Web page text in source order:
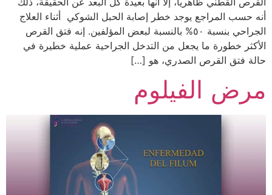
أنه حسب المراجع يوجد خطر إصابة الحبل الشوكي أثناء العلاج
الجراحي بنسبة ٥٠% بالنسبة لبعض المؤلفين. إنه فتق القرص
الأكثر خطورة ما يجعل من التدخل الجراحية عملية خطيرة في
حالة فتق القرص الصدري، هو […]
مرض الفيلوم